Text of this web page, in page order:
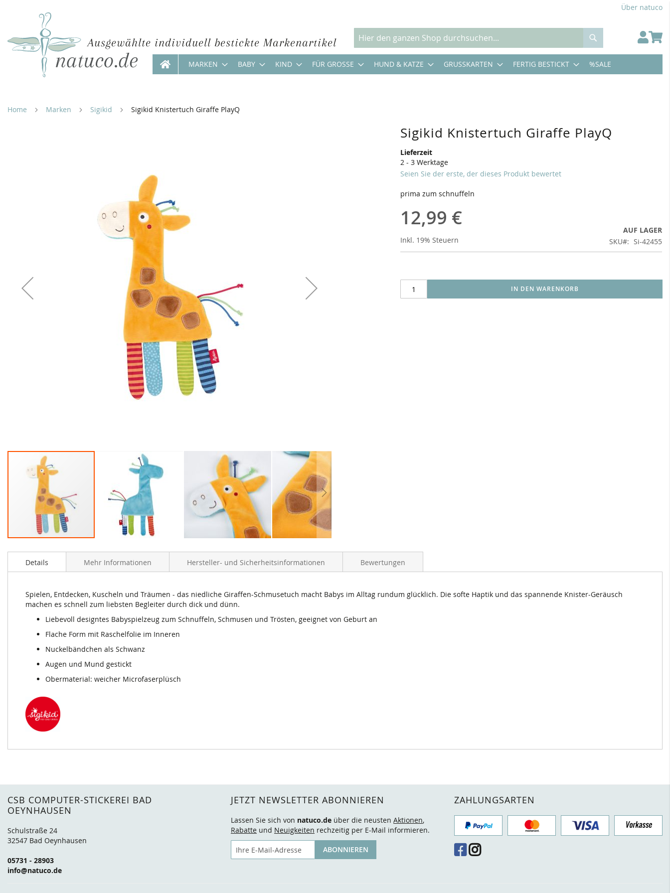
Über natuco
Ausgewählte individuell bestickte Markenartikel Suche
MARKEN BABY KIND FÜR GROSSE HUND & KATZE GRUSSKARTEN FERTIG BESTICKT %SALE
Inhalt
Home Marken Sigikid Sigikid Knistertuch Giraffe PlayQ
Sigikid Knistertuch Giraffe PlayQ
Lieferzeit
2 - 3 Werktage
Seien Sie der erste, der dieses Produkt bewertet
prima zum schnuffeln
12,99 €
Inkl. 19% Steuern
AUF LAGER
SKU
Si-42455
IN DEN WARENKORB
Anfang
Bildergalerie
Details
Spielen, Entdecken, Kuscheln und Träumen - das niedliche Giraffen-Schmusetuch macht Babys im Alltag rundum glücklich. Die softe Haptik und das spannende Knister-Geräusch
machen es schnell zum liebsten Begleiter durch dick und dünn.
Liebevoll designtes Babyspielzeug zum Schnuffeln, Schmusen und Trösten, geeignet von Geburt an
Flache Form mit Raschelfolie im Inneren
Nuckelbändchen als Schwanz
Augen und Mund gestickt
Obermaterial: weicher Microfaserplüsch
Mehr Informationen Hersteller- und Sicherheitsinformationen Bewertungen
CSB COMPUTER-STICKEREI BAD
OEYNHAUSEN
Schulstraße 24
32547 Bad Oeynhausen
05731 - 28903
info@natuco.de
JETZT NEWSLETTER ABONNIEREN
Lassen Sie sich von natuco.de über die neusten Aktionen,
Rabatte und Neuigkeiten rechzeitig per E-Mail informieren.
E-Mail
ABONNIEREN
ZAHLUNGSARTEN